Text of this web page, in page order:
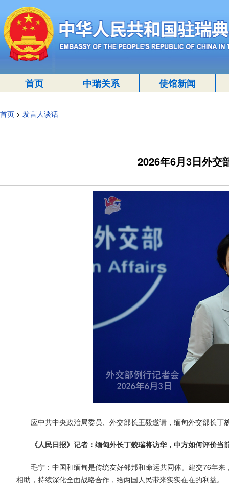
首页 中瑞关系 使馆新闻
首页 > 发言人谈话
2026年6月3日外交
应中共中央政治局委员、外交部长王毅邀请，缅甸外交部长
《人民日报》记者：缅甸外长丁貌瑞将访华，中方如何评价
毛宁：中国和缅甸是传统友好邻邦和命运共同体。建交76年
相助，持续深化全面战略合作，给两国人民带来实实在在的利益。